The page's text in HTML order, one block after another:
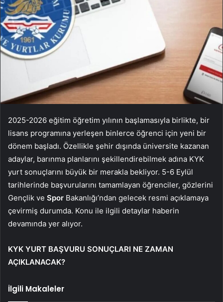
2025-2026 eğitim öğretim yılının başlamasıyla birlikte, bir
lisans programına yerleşen binlerce öğrenci için yeni bir
dönem başladı. Özellikle şehir dışında üniversite kazanan
adaylar, barınma planlarını şekillendirebilmek adına KYK
yurt sonuçlarını büyük bir merakla bekliyor. 5-6 Eylül
tarihlerinde başvurularını tamamlayan öğrenciler, gözlerini
Gençlik ve Spor Bakanlığı’ndan gelecek resmi açıklamaya
çevirmiş durumda. Konu ile ilgili detaylar haberin
devamında yer alıyor.
KYK YURT BAŞVURU SONUÇLARI NE ZAMAN
AÇIKLANACAK?
İlgili Makaleler